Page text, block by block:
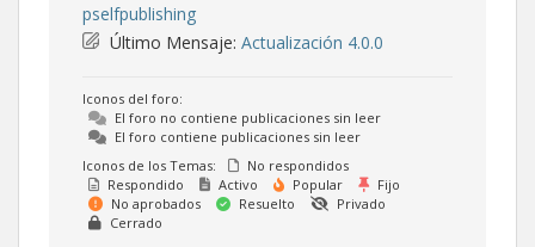
pselfpublishing
Último Mensaje: Actualización 4.0.0
Iconos del foro:
El foro no contiene publicaciones sin leer
El foro contiene publicaciones sin leer
Iconos de los Temas:
No respondidos
Respondido
Activo Popular
Fijo
No aprobados
Resuelto
Privado
Cerrado